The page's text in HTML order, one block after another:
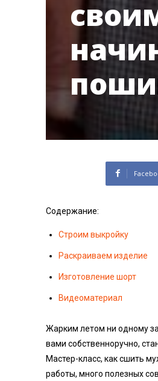
Содержание:
Строим выкройку
Раскраиваем изделие
Изготовление шорт
Видеоматериал
Жарким летом ни одному
вами собственноручно,
Мастер-класс, как сшить
работы, много полезных